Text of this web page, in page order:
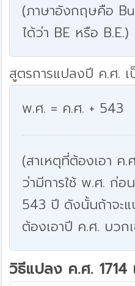
(ภาษาอังกฤษคือ
ได้ว่า BE หรือ B.E.)
สูตรการแปลงปี ค.ศ.
พ.ศ. = ค.ศ. + 543
(สาเหตุที่ต้องเอา ค
ว่ามีการใช้ พ.ศ. ก่อ
543 ปี ดังนั้นถ้าจะ
ต้องเอาปี ค.ศ. บวก
วิธีแปลง ค.ศ.